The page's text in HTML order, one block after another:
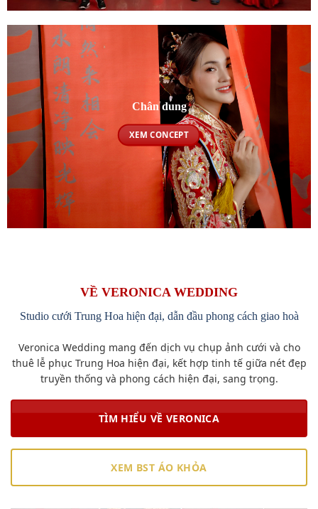
Chân dung
XEM CONCEPT
VỀ VERONICA WEDDING
Studio cưới Trung Hoa hiện đại, dẫn đầu phong cách giao hoà
Veronica Wedding mang đến dịch vụ chụp ảnh cưới và cho
thuê lễ phục Trung Hoa hiện đại, kết hợp tinh tế giữa nét đẹp
truyền thống và phong cách hiện đại, sang trọng.
TÌM HIỂU VỀ VERONICA
XEM BST ÁO KHỎA